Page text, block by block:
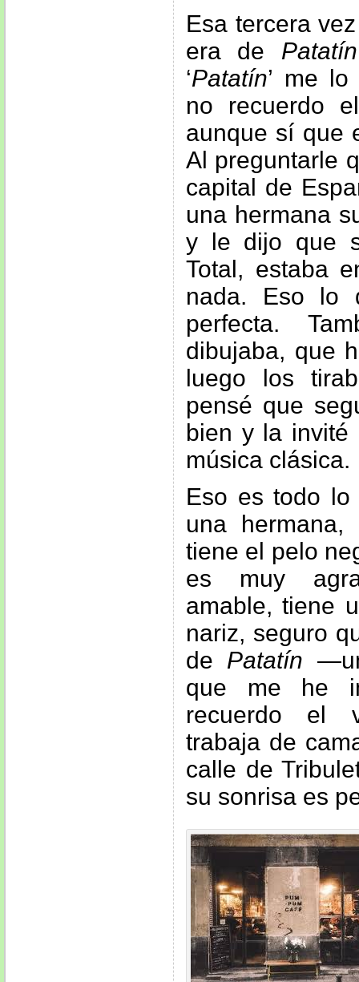
Esa tercera
era de Patatín
‘Patatín’ me
no recuerdo
aunque sí que
Al preguntarle
capital de
una hermana
y le dijo que
Total, estaba
nada. Eso lo
perfecta.
dibujaba, que
luego los
pensé que
bien y la
música clásica.
Eso es todo
una
tiene el pelo
es muy
amable, tiene
nariz, seguro
de Patatín
que me he
recuerdo el
trabaja de
calle de
su sonrisa es